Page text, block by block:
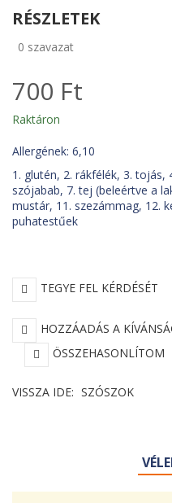
RÉSZLETEK
0 szavazat
700 Ft
Raktáron
Allergének: 6,10
1. glutén, 2. rákfélék, 3. tojás,
szójabab, 7. tej (beleértve a
mustár, 11. szezámmag, 12.
puhatestűek
TEGYE FEL KÉRDÉSÉT
HOZZÁADÁS A
ÖSSZEHASONLÍTOM
VISSZA IDE: SZÓSZOK